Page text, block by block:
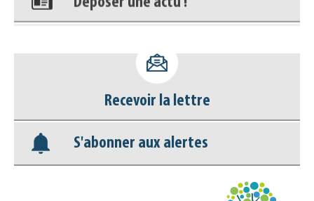
Accéder à son compte - (Se
Base documentaire
Nos veilles Scoop.it
Appels à projets